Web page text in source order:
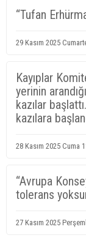
“Tufan
29 Kasım 2025
Kayıplar
yerinin
kazılar
kazılara
28 Kasım 2025 Cuma
“Avrupa
tolerans
27 Kasım 2025